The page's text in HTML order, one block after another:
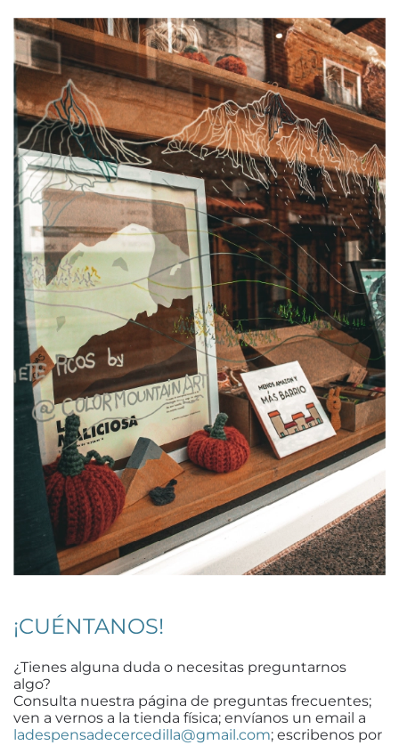
¡CUÉNTANOS!
¿Tienes alguna duda o necesitas preguntarnos
algo?
Consulta nuestra página de preguntas frecuentes;
ven a vernos a la tienda física; envíanos un email a
ladespensadecercedilla@gmail.com; escribenos por